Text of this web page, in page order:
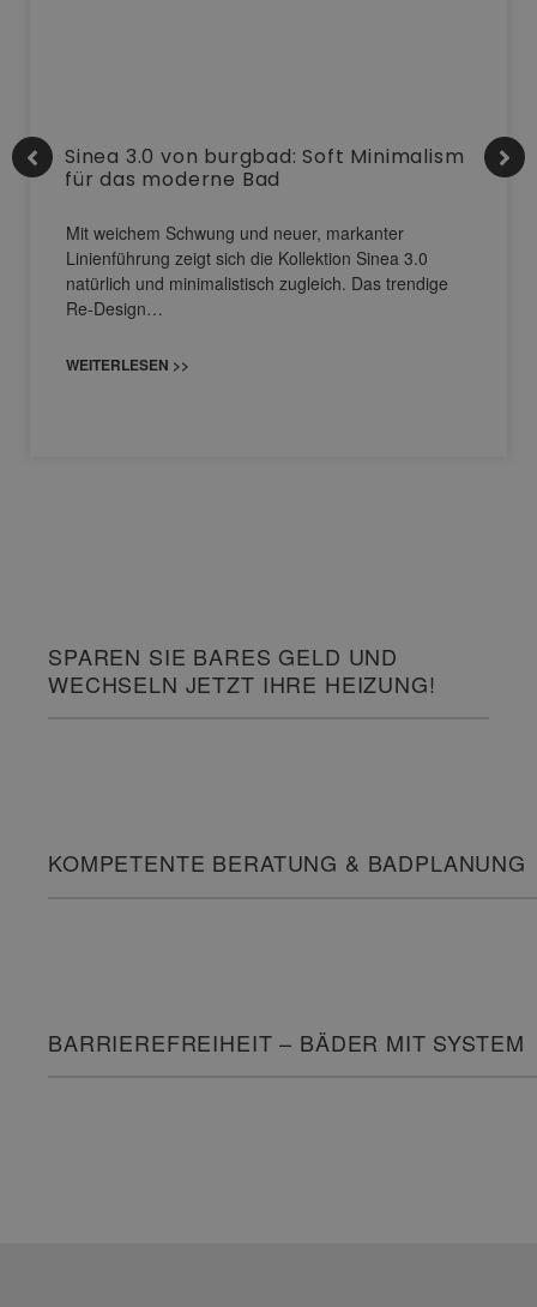
Sinea 3.0 von burgbad: Soft Minimalism
für das moderne Bad
Mit weichem Schwung und neuer, markanter
Linienführung zeigt sich die Kollektion Sinea 3.0
natürlich und minimalistisch zugleich. Das trendige
Re-Design…
WEITERLESEN >>
SPAREN SIE BARES GELD UND
WECHSELN JETZT IHRE HEIZUNG!
KOMPETENTE BERATUNG & BADPLANUNG
BARRIEREFREIHEIT – BÄDER MIT SYSTEM